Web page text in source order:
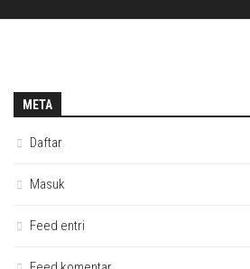
META
Daftar
Masuk
Feed entri